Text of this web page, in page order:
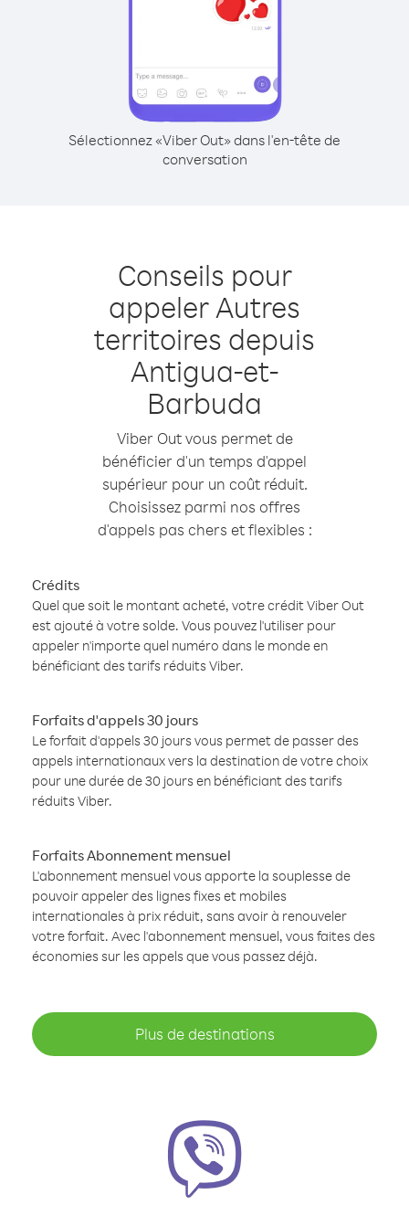
Sélectionnez «Viber Out» dans l'en-tête de
conversation
Conseils pour
appeler Autres
territoires depuis
Antigua-et-
Barbuda
Viber Out vous permet de
bénéficier d'un temps d'appel
supérieur pour un coût réduit.
Choisissez parmi nos offres
d'appels pas chers et flexibles :
Crédits
Quel que soit le montant acheté, votre crédit Viber Out
est ajouté à votre solde. Vous pouvez l'utiliser pour
appeler n'importe quel numéro dans le monde en
bénéficiant des tarifs réduits Viber.
Forfaits d'appels 30 jours
Le forfait d'appels 30 jours vous permet de passer des
appels internationaux vers la destination de votre choix
pour une durée de 30 jours en bénéficiant des tarifs
réduits Viber.
Forfaits Abonnement mensuel
L'abonnement mensuel vous apporte la souplesse de
pouvoir appeler des lignes fixes et mobiles
internationales à prix réduit, sans avoir à renouveler
votre forfait. Avec l'abonnement mensuel, vous faites des
économies sur les appels que vous passez déjà.
Plus de destinations